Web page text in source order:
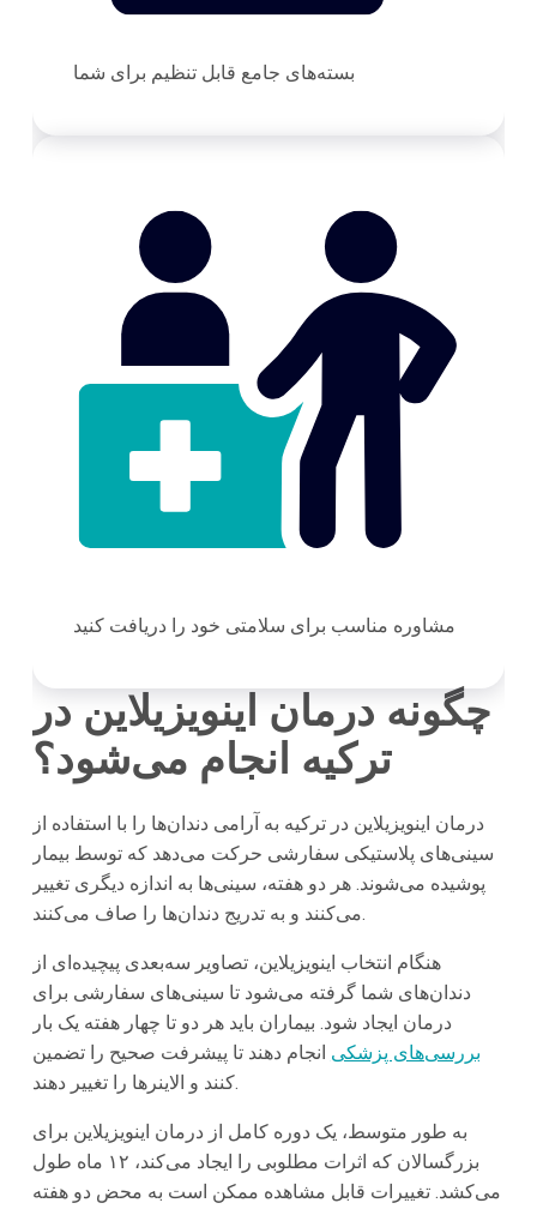
بسته‌های جامع قابل تنظیم برای شما
مشاوره مناسب برای سلامتی خود را دریافت کنید
چگونه درمان اینویزیلاین در
ترکیه انجام می‌شود؟
درمان اینویزیلاین در ترکیه به آرامی دندان‌ها را با استفاده از
سینی‌های پلاستیکی سفارشی حرکت می‌دهد که توسط بیمار
پوشیده می‌شوند. هر دو هفته، سینی‌ها به اندازه دیگری تغییر
می‌کنند و به تدریج دندان‌ها را صاف می‌کنند.
هنگام انتخاب اینویزیلاین، تصاویر سه‌بعدی پیچیده‌ای از
دندان‌های شما گرفته می‌شود تا سینی‌های سفارشی برای
درمان ایجاد شود. بیماران باید هر دو تا چهار هفته یک بار
بررسی‌های پزشکی انجام دهند تا پیشرفت صحیح را تضمین
کنند و الاینرها را تغییر دهند.
به طور متوسط، یک دوره کامل از درمان اینویزیلاین برای
بزرگسالان که اثرات مطلوبی را ایجاد می‌کند، ۱۲ ماه طول
می‌کشد. تغییرات قابل مشاهده ممکن است به محض دو هفته